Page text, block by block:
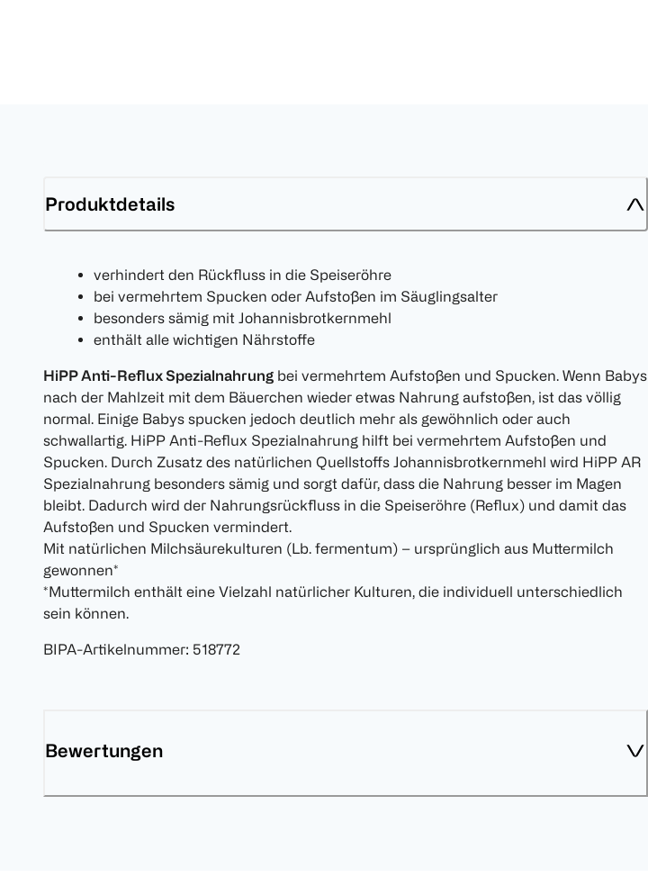
Produktdetails
verhindert den Rückfluss in die Speiseröhre
bei vermehrtem Spucken oder Aufstoßen im Säuglingsalter
besonders sämig mit Johannisbrotkernmehl
enthält alle wichtigen Nährstoffe
HiPP Anti-Reflux Spezialnahrung bei vermehrtem Aufstoßen und Spucken. Wenn Babys
nach der Mahlzeit mit dem Bäuerchen wieder etwas Nahrung aufstoßen, ist das völlig
normal. Einige Babys spucken jedoch deutlich mehr als gewöhnlich oder auch
schwallartig. HiPP Anti-Reflux Spezialnahrung hilft bei vermehrtem Aufstoßen und
Spucken. Durch Zusatz des natürlichen Quellstoffs Johannisbrotkernmehl wird HiPP AR
Spezialnahrung besonders sämig und sorgt dafür, dass die Nahrung besser im Magen
bleibt. Dadurch wird der Nahrungsrückfluss in die Speiseröhre (Reflux) und damit das
Aufstoßen und Spucken vermindert.
Mit natürlichen Milchsäurekulturen (Lb. fermentum) – ursprünglich aus Muttermilch
gewonnen*
*Muttermilch enthält eine Vielzahl natürlicher Kulturen, die individuell unterschiedlich
sein können.
BIPA-Artikelnummer: 518772
Bewertungen